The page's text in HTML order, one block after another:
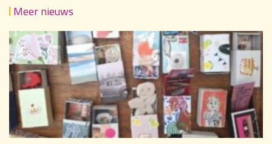
Meer nieuws